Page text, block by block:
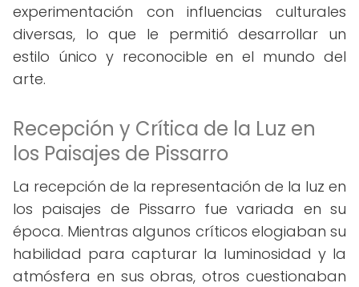
experimentación con influencias culturales
diversas, lo que le permitió desarrollar un
estilo único y reconocible en el mundo del
arte.
Recepción y Crítica de la Luz en
los Paisajes de Pissarro
La recepción de la representación de la luz en
los paisajes de Pissarro fue variada en su
época. Mientras algunos críticos elogiaban su
habilidad para capturar la luminosidad y la
atmósfera en sus obras, otros cuestionaban